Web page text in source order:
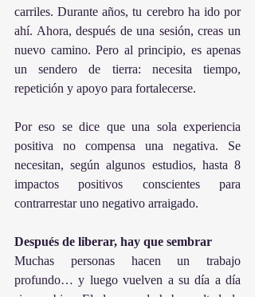
carriles. Durante años, tu cerebro ha ido por
ahí. Ahora, después de una sesión, creas un
nuevo camino. Pero al principio, es apenas
un sendero de tierra: necesita tiempo,
repetición y apoyo para fortalecerse.
Por eso se dice que una sola experiencia
positiva no compensa una negativa. Se
necesitan, según algunos estudios, hasta 8
impactos positivos conscientes para
contrarrestar uno negativo arraigado.
Después de liberar, hay que sembrar
Muchas personas hacen un trabajo
profundo… y luego vuelven a su día a día